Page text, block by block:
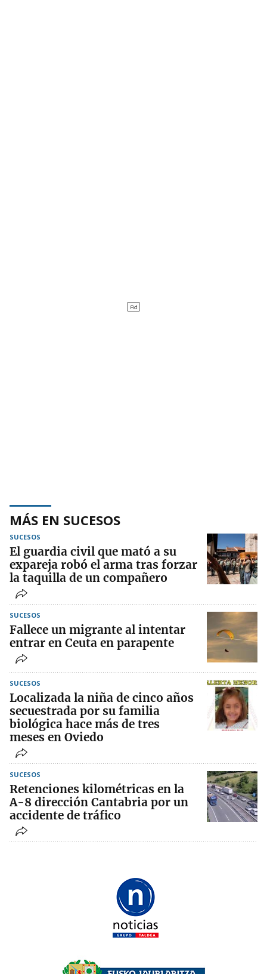
MÁS EN SUCESOS
SUCESOS
El guardia civil que mató a su
expareja robó el arma tras forzar
la taquilla de un compañero
SUCESOS
Fallece un migrante al intentar
entrar en Ceuta en parapente
SUCESOS
Localizada la niña de cinco años
secuestrada por su familia
biológica hace más de tres
meses en Oviedo
SUCESOS
Retenciones kilométricas en la
A-8 dirección Cantabria por un
accidente de tráfico